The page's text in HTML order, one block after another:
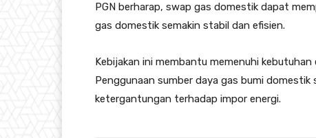
PGN berharap, swap gas domestik dapat
gas domestik semakin stabil dan efisien.
Kebijakan ini membantu memenuhi
Penggunaan sumber daya gas bumi
ketergantungan terhadap impor energi.